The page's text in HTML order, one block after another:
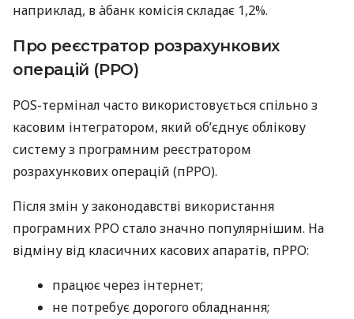
наприклад, в àбанк комісія складає 1,2%.
Про реєстратор розрахункових
операцій (РРО)
POS-термінал часто використовується спільно з
касовим інтегратором, який об’єднує облікову
систему з програмним реєстратором
розрахункових операцій (пРРО).
Після змін у законодавстві використання
програмних РРО стало значно популярнішим. На
відміну від класичних касових апаратів, пРРО:
працює через інтернет;
не потребує дорогого обладнання;